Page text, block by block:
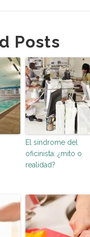
Posts
El síndrome del
oficinista: ¿mito o
realidad?